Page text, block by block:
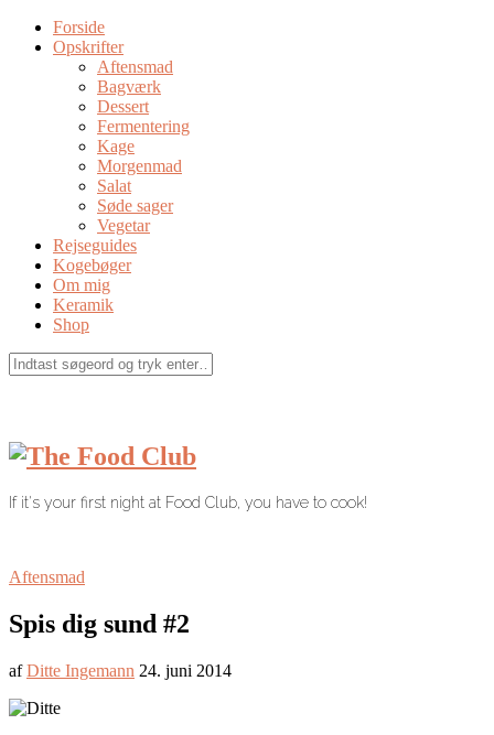
Forside
Opskrifter
Aftensmad
Bagværk
Dessert
Fermentering
Kage
Morgenmad
Salat
Søde sager
Vegetar
Rejseguides
Kogebøger
Om mig
Keramik
Shop
If it's your first night at Food Club, you have to cook!
Aftensmad
Spis dig sund #2
afDitte Ingemann 24. juni 2014